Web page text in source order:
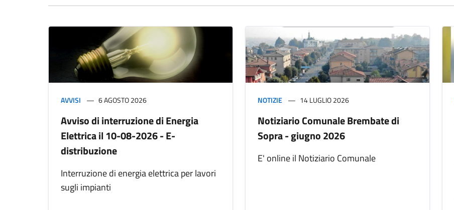
AVVISI 6 AGOSTO 2026
Avviso di interruzione di Energia
Elettrica il 10-08-2026 - E-
distribuzione
Interruzione di energia elettrica per lavori
sugli impianti
NOTIZIE 14 LUGLIO 2026
Notiziario Comunale Brembate di
Sopra - giugno 2026
E' online il Notiziario Comunale